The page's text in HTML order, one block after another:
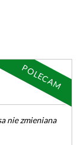
nie zmieniana
POLECAM